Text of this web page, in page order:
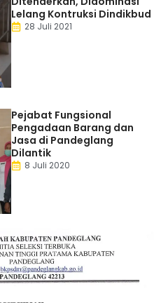
Lelang Kontruksi Dindikbud
28 Juli 2021
Pejabat Fungsional
Pengadaan Barang dan
Jasa di Pandeglang
Dilantik
8 Juli 2020